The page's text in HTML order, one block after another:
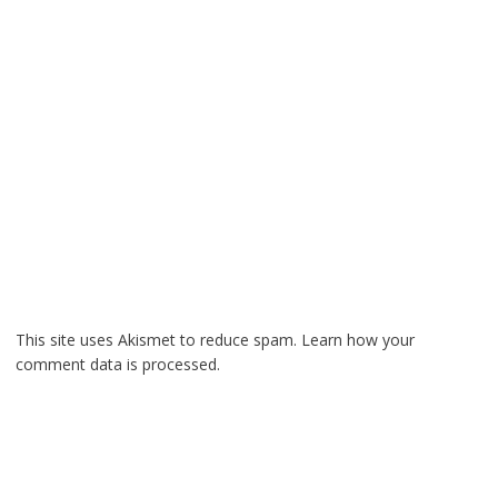
This site uses Akismet to reduce spam. Learn how your
comment data is processed.